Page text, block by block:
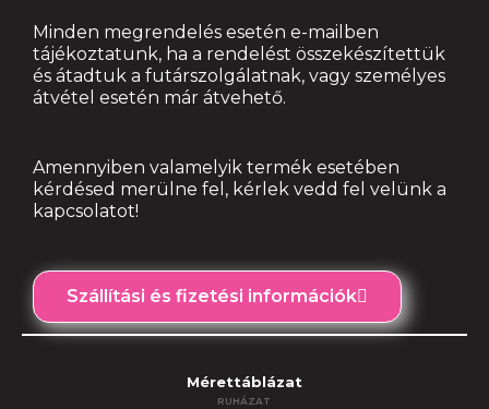
Minden megrendelés esetén e-mailben
tájékoztatunk, ha a rendelést összekészítettük
és átadtuk a futárszolgálatnak, vagy személyes
átvétel esetén már átvehető.
Amennyiben valamelyik termék esetében
kérdésed merülne fel, kérlek vedd fel velünk a
kapcsolatot!
Szállítási és fizetési információk
Mérettáblázat
RUHÁZAT